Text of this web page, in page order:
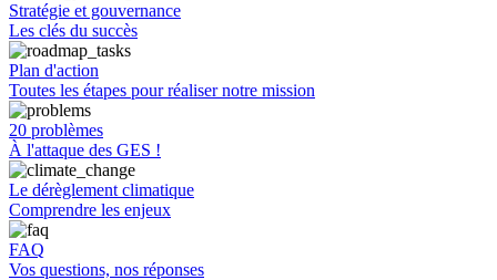
Stratégie et gouvernance
Les clés du succès
Plan d'action
Toutes les étapes pour réaliser notre mission
20 problèmes
À l'attaque des GES !
Le dérèglement climatique
Comprendre les enjeux
FAQ
Vos questions, nos réponses